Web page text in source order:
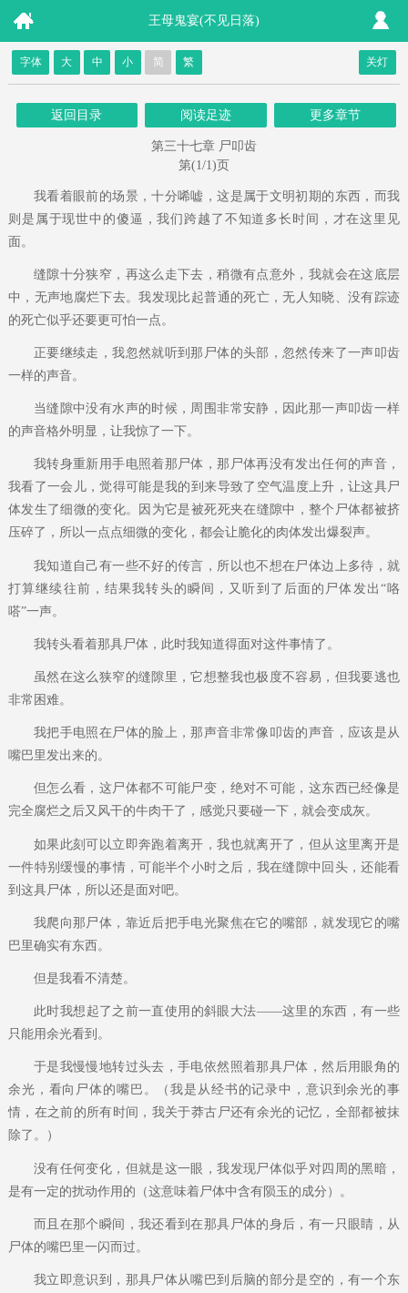
王母鬼宴(不见日落)
字体 大 中 小 简 繁 关灯
返回目录 阅读足迹 更多章节
第三十七章 尸叩齿
第(1/1)页
我看着眼前的场景，十分唏嘘，这是属于文明初期的东西，而我
则是属于现世中的傻逼，我们跨越了不知道多长时间，才在这里见
面。
缝隙十分狭窄，再这么走下去，稍微有点意外，我就会在这底层
中，无声地腐烂下去。我发现比起普通的死亡，无人知晓、没有踪迹
的死亡似乎还要更可怕一点。
正要继续走，我忽然就听到那尸体的头部，忽然传来了一声叩齿
一样的声音。
当缝隙中没有水声的时候，周围非常安静，因此那一声叩齿一样
的声音格外明显，让我惊了一下。
我转身重新用手电照着那尸体，那尸体再没有发出任何的声音，
我看了一会儿，觉得可能是我的到来导致了空气温度上升，让这具尸
体发生了细微的变化。因为它是被死死夹在缝隙中，整个尸体都被挤
压碎了，所以一点点细微的变化，都会让脆化的肉体发出爆裂声。
我知道自己有一些不好的传言，所以也不想在尸体边上多待，就
打算继续往前，结果我转头的瞬间，又听到了后面的尸体发出“咯
嗒”一声。
我转头看着那具尸体，此时我知道得面对这件事情了。
虽然在这么狭窄的缝隙里，它想整我也极度不容易，但我要逃也
非常困难。
我把手电照在尸体的脸上，那声音非常像叩齿的声音，应该是从
嘴巴里发出来的。
但怎么看，这尸体都不可能尸变，绝对不可能，这东西已经像是
完全腐烂之后又风干的牛肉干了，感觉只要碰一下，就会变成灰。
如果此刻可以立即奔跑着离开，我也就离开了，但从这里离开是
一件特别缓慢的事情，可能半个小时之后，我在缝隙中回头，还能看
到这具尸体，所以还是面对吧。
我爬向那尸体，靠近后把手电光聚焦在它的嘴部，就发现它的嘴
巴里确实有东西。
但是我看不清楚。
此时我想起了之前一直使用的斜眼大法——这里的东西，有一些
只能用余光看到。
于是我慢慢地转过头去，手电依然照着那具尸体，然后用眼角的
余光，看向尸体的嘴巴。（我是从经书的记录中，意识到余光的事
情，在之前的所有时间，我关于莽古尸还有余光的记忆，全部都被抹
除了。）
没有任何变化，但就是这一眼，我发现尸体似乎对四周的黑暗，
是有一定的扰动作用的（这意味着尸体中含有陨玉的成分）。
而且在那个瞬间，我还看到在那具尸体的身后，有一只眼睛，从
尸体的嘴巴里一闪而过。
我立即意识到，那具尸体从嘴巴到后脑的部分是空的，有一个东